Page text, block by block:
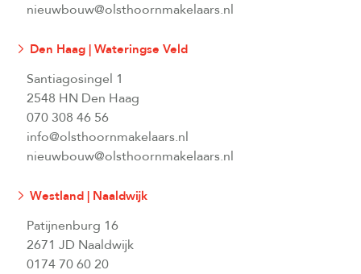
nieuwbouw@olsthoornmakelaars.nl
Den Haag | Wateringse Veld
Santiagosingel 1
2548 HN Den Haag
070 308 46 56
info@olsthoornmakelaars.nl
nieuwbouw@olsthoornmakelaars.nl
Westland | Naaldwijk
Patijnenburg 16
2671 JD Naaldwijk
0174 70 60 20